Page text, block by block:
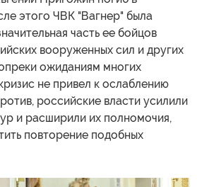
этого ЧВК "Вагнер" была
часть ее бойцов
вооруженных сил и других
ожиданиям многих
не привел к ослаблению
российские власти усилили
и расширили их полномочия,
повторение подобных